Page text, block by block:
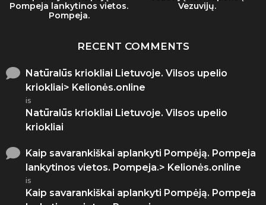
Pompeja lankytinos vietos.
Pompeja.
Vezuvijų.
RECENT COMMENTS
Natūralūs kriokliai Lietuvoje. Vilsos upelio
kriokliai> Kelionės.online
is
Natūralūs kriokliai Lietuvoje. Vilsos upelio
kriokliai
Kaip savarankiškai aplankyti Pompėją. Pompeja
lankytinos vietos. Pompeja.> Kelionės.online
is
Kaip savarankiškai aplankyti Pompėją. Pompeja